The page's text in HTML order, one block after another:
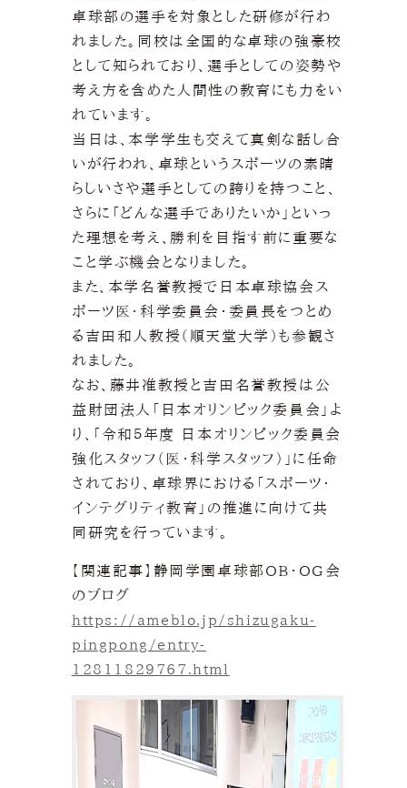
卓球部の選手を対象とした研修が行わ
れました。同校は全国的な卓球の強豪校
として知られており、選手としての姿勢や
考え方を含めた人間性の教育にも力をい
れています。
当日は、本学学生も交えて真剣な話し合
いが行われ、卓球というスポーツの素晴
らしいさや選手としての誇りを持つこと、
さらに「どんな選手でありたいか」といっ
た理想を考え、勝利を目指す前に重要な
こと学ぶ機会となりました。
また、本学名誉教授で日本卓球協会ス
ポーツ医・科学委員会・委員長をつとめ
る吉田和人教授（順天堂大学）も参観さ
れました。
なお、藤井准教授と吉田名誉教授は公
益財団法人「日本オリンピック委員会」よ
り、「令和５年度 日本オリンピック委員会
強化スタッフ（医・科学スタッフ）」に任命
されており、卓球界における「スポーツ・
インテグリティ教育」の推進に向けて共
同研究を行っています。
【関連記事】静岡学園卓球部OB・OG会
のブログ
https://ameblo.jp/shizugaku-
pingpong/entry-
12811829767.html